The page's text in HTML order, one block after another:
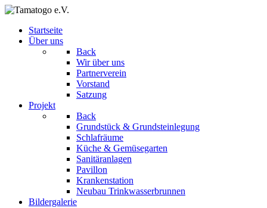
Startseite
Über uns
Back
Wir über uns
Partnerverein
Vorstand
Satzung
Projekt
Back
Grundstück & Grundsteinlegung
Schlafräume
Küche & Gemüsegarten
Sanitäranlagen
Pavillon
Krankenstation
Neubau Trinkwasserbrunnen
Bildergalerie